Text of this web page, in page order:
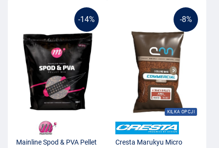
-14%
Mainline Spod & PVA Pellet
-8%
KILKA OPCJI
Cresta Marukyu Micro